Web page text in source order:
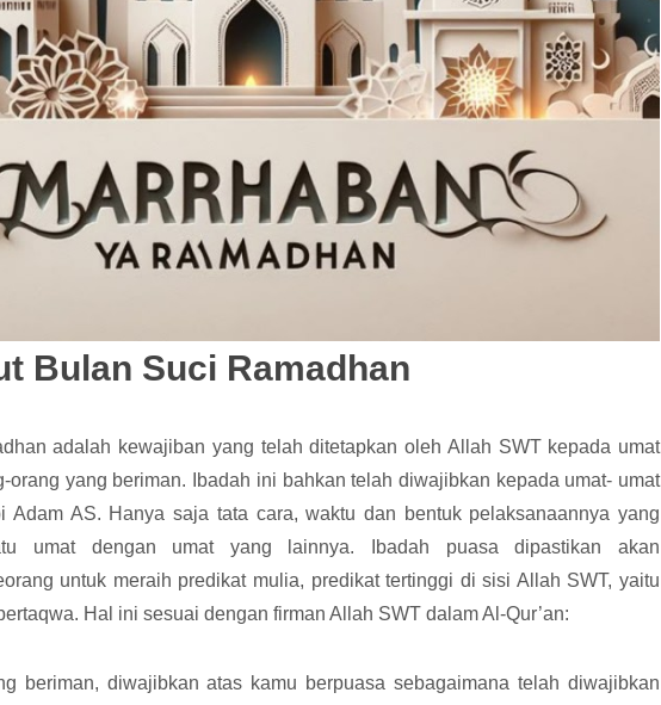
Bulan Suci Ramadhan
adalah kewajiban yang telah ditetapkan oleh Allah SWT kepada umat
orang yang beriman. Ibadah ini bahkan telah diwajibkan kepada umat- umat
Adam AS. Hanya saja tata cara, waktu dan bentuk pelaksanaannya yang
umat dengan umat yang lainnya. Ibadah puasa dipastikan akan
untuk meraih predikat mulia, predikat tertinggi di sisi Allah SWT, yaitu
Hal ini sesuai dengan firman Allah SWT dalam Al-Qur’an:
beriman, diwajibkan atas kamu berpuasa sebagaimana telah diwajibkan